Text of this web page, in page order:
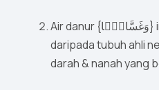
Air danur {وَغَسَّاقًۭا} ini ialah apa yang keluar
daripada tubuh ahli
darah & nanah yang